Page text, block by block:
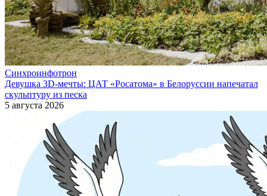
Синхроинфотрон
Девушка 3D-мечты: ЦАТ «Росатома» в Белоруссии напечатал
скульптуру из песка
5 августа 2026